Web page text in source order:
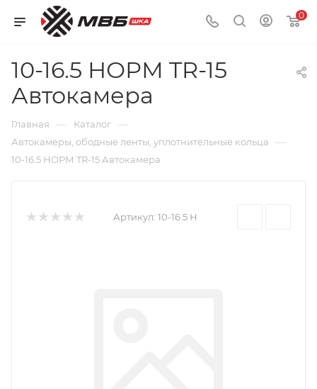
0
10-16.5 НОРМ TR-15
Автокамера
Главная — Каталог —
Автокамеры, ободные ленты, уплотнительные кольца —
10-16.5 НОРМ TR-15 Автокамера
Артикул: 10-16.5 Н